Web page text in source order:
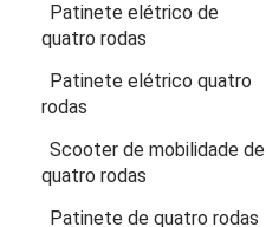
Patinete elétrico de
quatro rodas
Patinete elétrico quatro
rodas
Scooter de mobilidade de
quatro rodas
Patinete de quatro rodas